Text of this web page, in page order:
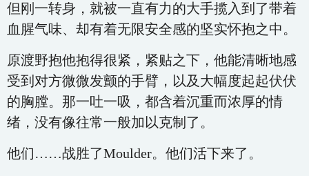
但刚一转身，就被一直有力的大手揽入到了带着
血腥气味、却有着无限安全感的坚实怀抱之中。
原渡野抱他抱得很紧，紧贴之下，他能清晰地感
受到对方微微发颤的手臂，以及大幅度起起伏伏
的胸膛。那一吐一吸，都含着沉重而浓厚的情
绪，没有像往常一般加以克制了。
他们……战胜了Moulder。他们活下来了。